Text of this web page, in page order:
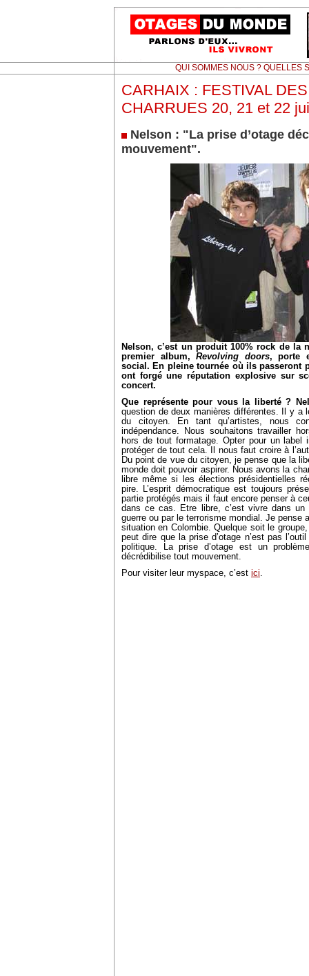
QUI SOMMES NOUS ? QUELLES
CARHAIX : FESTIVAL
CHARRUES 20, 21 et 22
Nelson : "La prise d’otage
mouvement".
Nelson, c’est un produit 100% rock de la
premier album, Revolving doors, porte
social. En pleine tournée où ils passeront
ont forgé une réputation explosive sur
concert.
Que représente pour vous la liberté ?
question de deux manières différentes. Il y a
du citoyen. En tant qu’artistes, nous
indépendance. Nous souhaitons travailler
hors de tout formatage. Opter pour un label
protéger de tout cela. Il nous faut croire à
Du point de vue du citoyen, je pense que la
monde doit pouvoir aspirer. Nous avons la
libre même si les élections présidentielles
pire. L’esprit démocratique est toujours
partie protégés mais il faut encore penser à
dans ce cas. Etre libre, c’est vivre dans
guerre ou par le terrorisme mondial. Je pense
situation en Colombie. Quelque soit le
peut dire que la prise d’otage n’est pas
politique. La prise d’otage est un
décrédibilise tout mouvement.
Pour visiter leur myspace, c’est ici.